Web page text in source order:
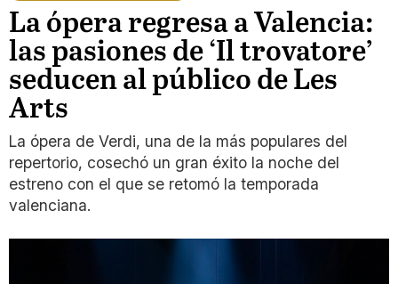
La ópera regresa a Valencia:
las pasiones de ‘Il trovatore’
seducen al público de Les
Arts
La ópera de Verdi, una de la más populares del
repertorio, cosechó un gran éxito la noche del
estreno con el que se retomó la temporada
valenciana.